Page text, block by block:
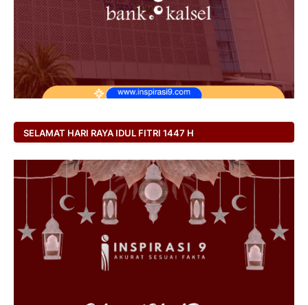
SELAMAT HARI RAYA IDUL FITRI 1447 H